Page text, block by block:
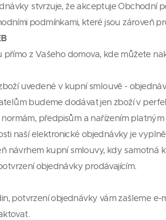
stvrzuje, že akceptuje
podmínkami, které jsou zároveň
přímo z Vašeho domova, kde můžete
uvedené v kupní smlouvě -
budeme dodávat jen zboží v
předpisům a nařízením
naší elektronické objednávky je
návrhem kupní smlouvy, kdy
objednávky prodávajícím.
potvrzení objednávky vám zašleme